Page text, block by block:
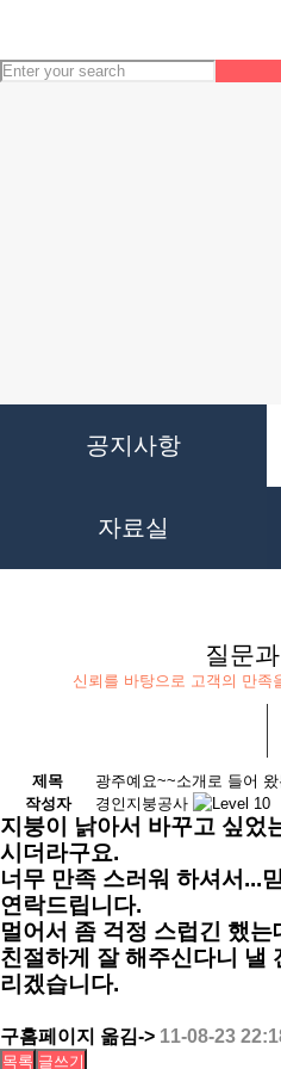
공지사항
자료실
질문
신뢰를 바탕으로 고객의 만족
제목 광주예요~~소개로 들어 왔
작성자
경인지붕공사
지붕이 낡아서 바꾸고 싶었
시더라구요.
너무 만족 스러워 하셔서...
연락드립니다.
멀어서 좀 걱정 스럽긴 했는
친절하게 잘 해주신다니 낼
리겠습니다.
구홈페이지 옮김-> 11-08-23
목록 글쓰기